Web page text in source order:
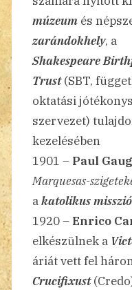
múzeum és
zarándokhely, a
Shakespeare
Trust(SBT,
oktatási
szervezet)
kezelésében
1901 – Paul
Marquesas-
akatolikus
1920 –Enrico
elkészülnek a
áriát vett fel
Crucifixust